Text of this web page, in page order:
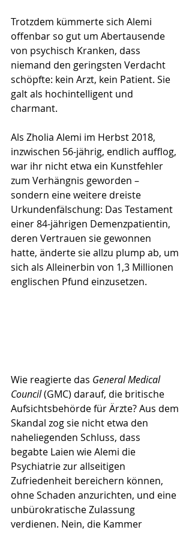
Trotzdem kümmerte sich Alemi
offenbar so gut um Abertausende
von psychisch Kranken, dass
niemand den geringsten Verdacht
schöpfte: kein Arzt, kein Patient. Sie
galt als hochintelligent und
charmant.
Als Zholia Alemi im Herbst 2018,
inzwischen 56-jährig, endlich aufflog,
war ihr nicht etwa ein Kunstfehler
zum Verhängnis geworden –
sondern eine weitere dreiste
Urkundenfälschung: Das Testament
einer 84-jährigen Demenzpatientin,
deren Vertrauen sie gewonnen
hatte, änderte sie allzu plump ab, um
sich als Alleinerbin von 1,3 Millionen
englischen Pfund einzusetzen.
Wie reagierte das General Medical
Council (GMC) darauf, die britische
Aufsichtsbehörde für Ärzte? Aus dem
Skandal zog sie nicht etwa den
naheliegenden Schluss, dass
begabte Laien wie Alemi die
Psychiatrie zur allseitigen
Zufriedenheit bereichern können,
ohne Schaden anzurichten, und eine
unbürokratische Zulassung
verdienen. Nein, die Kammer